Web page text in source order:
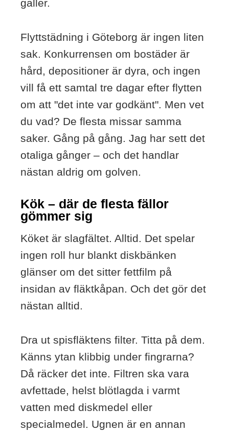
gäller.
Flyttstädning i Göteborg är ingen liten
sak. Konkurrensen om bostäder är
hård, depositioner är dyra, och ingen
vill få ett samtal tre dagar efter flytten
om att "det inte var godkänt". Men vet
du vad? De flesta missar samma
saker. Gång på gång. Jag har sett det
otaliga gånger – och det handlar
nästan aldrig om golven.
Kök – där de flesta fällor
gömmer sig
Köket är slagfältet. Alltid. Det spelar
ingen roll hur blankt diskbänken
glänser om det sitter fettfilm på
insidan av fläktkåpan. Och det gör det
nästan alltid.
Dra ut spisfläktens filter. Titta på dem.
Känns ytan klibbig under fingrarna?
Då räcker det inte. Filtren ska vara
avfettade, helst blötlagda i varmt
vatten med diskmedel eller
specialmedel. Ugnen är en annan